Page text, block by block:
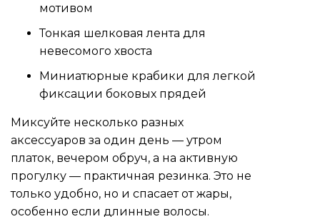
мотивом
Тонкая шелковая лента для
невесомого хвоста
Миниатюрные крабики для легкой
фиксации боковых прядей
Миксуйте несколько разных
аксессуаров за один день — утром
платок, вечером обруч, а на активную
прогулку — практичная резинка. Это не
только удобно, но и спасает от жары,
особенно если длинные волосы.